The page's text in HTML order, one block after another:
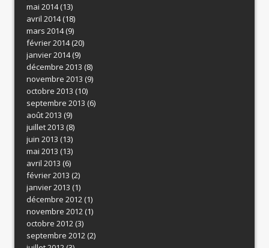
mai 2014(13)
avril 2014(18)
mars 2014(9)
février 2014(20)
janvier 2014(9)
décembre 2013 (8)
novembre 2013 (9)
octobre 2013 (10)
septembre 2013 (6)
août 2013 (9)
juillet 2013 (8)
juin 2013 (13)
mai 2013 (13)
avril 2013 (6)
février 2013 (2)
janvier 2013 (1)
décembre 2012(1)
novembre 2012(1)
octobre 2012(3)
septembre 2012(2)